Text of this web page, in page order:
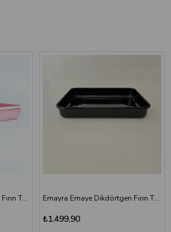
Emayra Emaye Dikdörtgen Fırın Tepsisi 25x35x5 cm | Gül Kurusu Emayra Emaye Dikdörtgen Fırın Tepsisi 25x35x5 cm | Siyah
₺1.499,90